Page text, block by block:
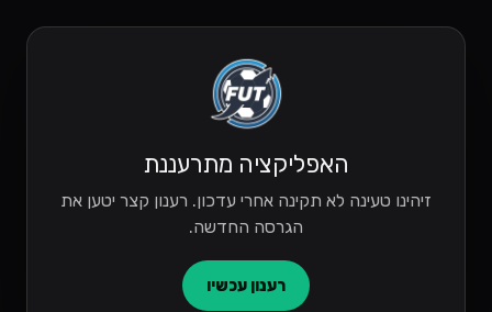
האפליקציה מתרעננת
זיהינו טעינה לא תקינה אחרי עדכון. רענון קצר יטען את
הגרסה החדשה.
רענון עכשיו